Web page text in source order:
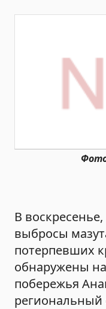
В
выбросы
потерпевших
обнаружены на
побережья
региональный